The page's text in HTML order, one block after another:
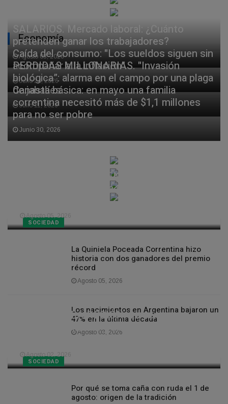
Economía
SALARIOS. Mercado laboral: ¿Cuánto
pretenden ganar los trabajadores?
Agosto 03, 2026
Caída del consumo: "Los sueldos siguen sin
acompañar a la inflación"
Julio 24, 2026
PERDIDAS MILLONARIAS. "Invasión
biológica”: alarma en el campo por una plaga
de jabalíes
Julio 11, 2026
Canasta básica: en mayo una familia
correntina necesitó más de $1,1 millones
para no ser pobre
Junio 30, 2026
SOCIEDAD
TIEMPO EN CORRIENTES. Fuerte lluvia y
luego frío: así estará el tiempo en
Agosto 05, 2026
La Quiniela Poceada Correntina hizo
historia con dos ganadores del premio
récord
Agosto 05, 2026
Los nacimientos en Argentina bajaron un
47% en la última década
Agosto 03, 2026
SOCIEDAD
CLIMA EN LA REGIÓN. La semana
llegará con lluvias y días cálidos a
Agosto 02, 2026
Por qué se toma caña con ruda el 1 de
agosto: origen de la tradición